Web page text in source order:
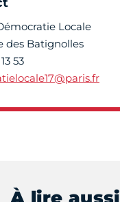
Locale
des Batignolles
53